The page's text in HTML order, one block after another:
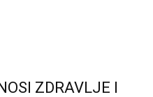
ZDRAVLJE I